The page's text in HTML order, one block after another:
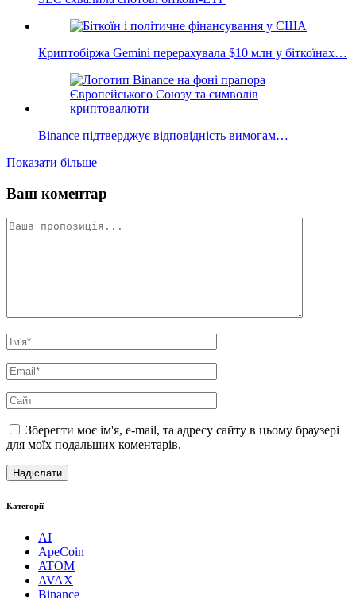
Криптобіржа Gemini перерахувала $10 млн у біткоїнах…
Binance підтверджує відповідність вимогам…
Показати більше
Ваш коментар
Зберегти моє ім'я, e-mail, та адресу сайту в цьому браузері
для моїх подальших коментарів.
Категорії
AI
ApeCoin
ATOM
AVAX
Binance